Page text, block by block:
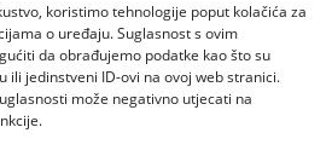
koristimo tehnologije poput kolačića za
o uređaju. Suglasnost s ovim
da obrađujemo podatke kao što su
ili jedinstveni ID-ovi na ovoj web stranici.
može negativno utjecati na